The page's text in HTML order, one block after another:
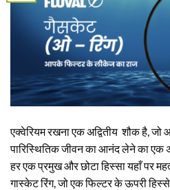
एक्वेरियम रखना एक अद्वितीय शौक है,
पारिस्थितिक जीवन का आनंद लेने का एक
हर एक प्रमुख और छोटा हिस्सा यहाँ पर
गास्केट रिंग, जो एक फिल्टर के ऊपरी